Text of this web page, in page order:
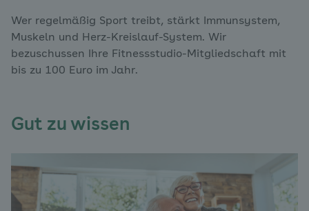
Wer regelmäßig Sport treibt, stärkt Immunsystem,
Muskeln und Herz-Kreislauf-System. Wir
bezuschussen Ihre Fitnessstudio-Mitgliedschaft mit
bis zu 100 Euro im Jahr.
Gut zu wissen